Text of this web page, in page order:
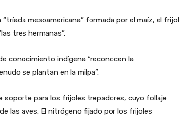
mesoamericana” formada por el maíz, el frijol
tres hermanas”.
conocimiento indígena “reconocen la
se plantan en la milpa”.
soporte para los frijoles trepadores, cuyo follaje
las aves. El nitrógeno fijado por los frijoles